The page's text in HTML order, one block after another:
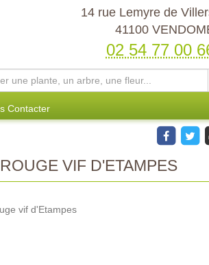
14 rue Lemyre de
41100
02 54 77 00
Contacter
VIF D'ETAMPES
vif d'Etampes